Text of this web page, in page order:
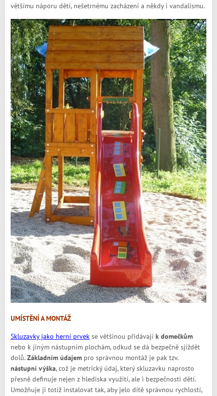
většímu náporu dětí, nešetrnému zacházení a někdy i vandalismu.
UMÍSTĚNÍ A MONTÁŽ
Skluzavky jako herní prvekse většinou přidávají k domečkům
nebo k jiným nástupním plochám, odkud se dá bezpečně sjíždět
dolů.Základním údajempro správnou montáž je pak tzv.
nástupní výška, což je metrický údaj, který skluzavku naprosto
přesně definuje nejen z hlediska využití, ale i bezpečnosti dětí.
Umožňuje ji totiž instalovat tak, aby jelo dítě správnou rychlostí,